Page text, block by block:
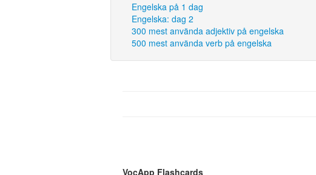
Engelska på 1 dag
Engelska: dag 2
300 mest använda adjektiv på engelska
500 mest använda verb på engelska
VocApp Flashcards